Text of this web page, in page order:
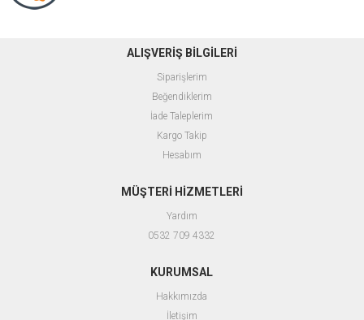
ALIŞVERİŞ BİLGİLERİ
Siparişlerim
Beğendiklerim
İade Taleplerim
Kargo Takip
Hesabım
MÜŞTERİ HİZMETLERİ
Yardım
0532 709 4332
KURUMSAL
Hakkımızda
İletişim